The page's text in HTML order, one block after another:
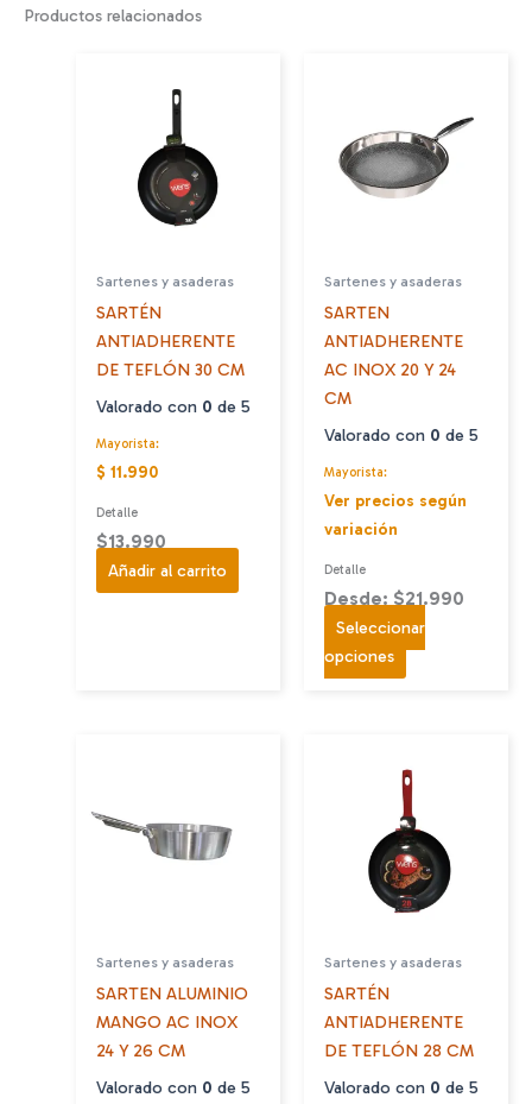
Productos relacionados
Sartenes y asaderas
SARTÉN
ANTIADHERENTE
DE TEFLÓN 30 CM
Valorado con 0 de 5
Mayorista:
$ 11.990
Detalle
$13.990
Añadir al carrito
Sartenes y asaderas
SARTEN
ANTIADHERENTE
AC INOX 20 Y 24
CM
Valorado con 0 de 5
Mayorista:
Ver precios según
variación
Detalle
Desde: $21.990
Seleccionar
opciones Este
producto
variantes.
Las
opciones
se
pueden
elegir
la
de
producto
Sartenes y asaderas
SARTEN ALUMINIO
MANGO AC INOX
24 Y 26 CM
Valorado con 0 de 5
Sartenes y asaderas
SARTÉN
ANTIADHERENTE
DE TEFLÓN 28 CM
Valorado con 0 de 5